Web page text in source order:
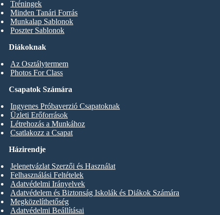
Diákoknak
Az Osztálytermem
Photos For Class
Tréningek
Minden Tanári Forrás
Munkalap Sablonok
Poszter Sablonok
Csapatok Számára
Ingyenes Próbaverzió Csapatoknak
Üzleti Erőforrások
Létrehozás a Munkához
Csatlakozz a Csapat
Házirendje
Jelenetvázlat Szerzői és Használat
Felhasználási Feltételek
Adatvédelmi Irányelvek
Adatvédelem és Biztonság Iskolák és Diákok Számára
Megközelíthetőség
Adatvédelmi Beállításai